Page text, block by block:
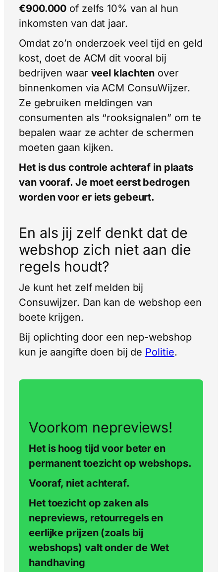
€900.000 of zelfs 10% van al hun
inkomsten van dat jaar.
Omdat zo’n onderzoek veel tijd en geld
kost, doet de ACM dit vooral bij
bedrijven waar veel klachten over
binnenkomen via ACM ConsuWijzer.
Ze gebruiken meldingen van
consumenten als “rooksignalen” om te
bepalen waar ze achter de schermen
moeten gaan kijken.
Het is dus controle achteraf in plaats
van vooraf. Je moet eerst bedrogen
worden voor er iets gebeurt.
En als jij zelf denkt dat de
webshop zich niet aan die
regels houdt?
Je kunt het zelf melden bij
Consuwijzer. Dan kan de webshop een
boete krijgen.
Bij oplichting door een nep-webshop
kun je aangifte doen bij de Politie.
Voorkom nepreviews!
Het is hoog tijd voor beter en
permanent toezicht op webshops.
Vooraf, niet achteraf.
Het toezicht op zaken als
nepreviews, retourregels en
eerlijke prijzen (zoals bij
webshops) valt onder de Wet
handhaving